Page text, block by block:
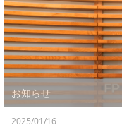
お知らせ
2025/01/16